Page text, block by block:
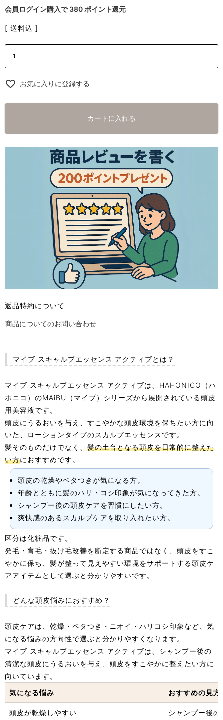
会員ログイン購入で 380 ポイント還元
送料込
お気に入りに登録する
カートに入れる
返品特約について
商品についてのお問い合わせ
マイブ スキャルプエッセンス アクティブとは？
マイブ スキャルプエッセンス アクティブは、HAHONICO（ハ
ホニコ）のMAiBU（マイブ）シリーズから展開されている頭皮
用美容液です。
頭皮にうるおいを与え、すこやかな頭皮環境を保ちたい方に向
いた、ローションタイプのスカルプエッセンスです。
髪そのものだけでなく、 髪の土台となる頭皮を日常的に整えた
い方におすすめです。
頭皮の乾燥やベタつきが気になる方。
年齢とともに髪のハリ・コシ印象が気になってきた方。
シャンプー後の頭皮ケアを習慣にしたい方。
爽快感のあるスカルプケアを取り入れたい方。
区分は化粧品です。
発毛・育毛・抜け毛改善を断定する商品ではなく、頭皮をすこ
やかに保ち、髪が整って見えやすい環境をサポートする頭皮ケ
アアイテムとして選ぶと分かりやすいです。
どんな頭皮悩みにおすすめ？
頭皮ケアは、乾燥・ベタつき・ニオイ・ハリコシ印象など、気
になる悩みの方向性で選ぶと分かりやすくなります。
マイブ スキャルプエッセンス アクティブは、シャンプー後の
清潔な頭皮にうるおいを与え、頭皮をすこやかに整えたい方に
向いています。
気になる悩み
おすすめの見方
頭皮が乾燥しやすい
シャンプー後